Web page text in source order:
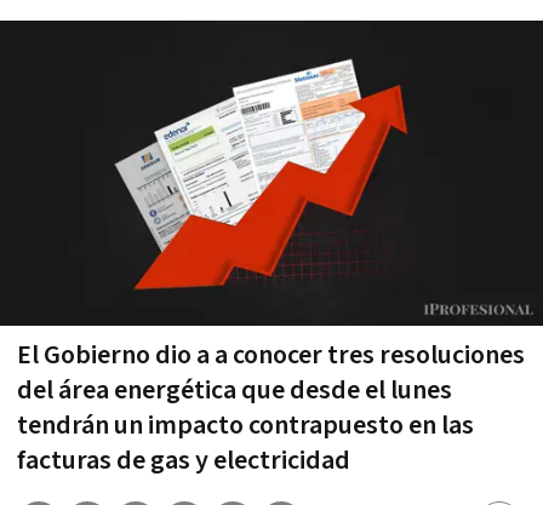
El Gobierno dio a a conocer tres resoluciones
del área energética que desde el lunes
tendrán un impacto contrapuesto en las
facturas de gas y electricidad